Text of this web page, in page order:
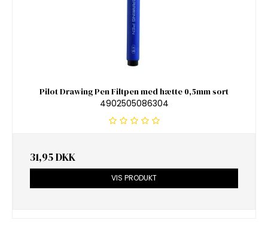
Pilot Drawing Pen Filtpen med hætte 0,5mm sort
4902505086304
31,95 DKK
VIS PRODUKT